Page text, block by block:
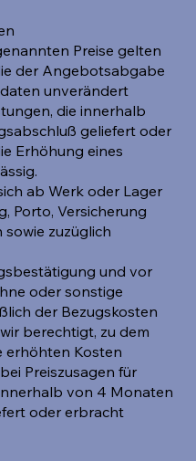
Preise gelten
der Angebotsabgabe
unverändert
die innerhalb
geliefert oder
Erhöhung eines
ab Werk oder Lager
Porto, Versicherung
zuzüglich
und vor
oder sonstige
der Bezugskosten
berechtigt, zu dem
erhöhten Kosten
Preiszusagen für
von 4 Monaten
oder erbracht